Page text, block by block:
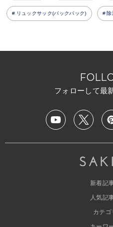
リュックサック(バックパック) 除
フォローして最
新着記
人気記
カテゴ